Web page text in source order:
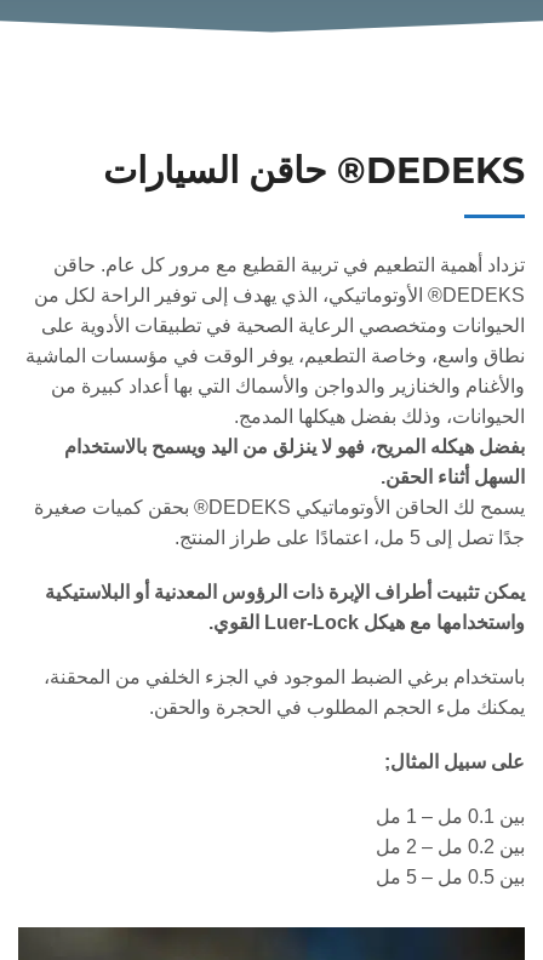
DEDEKS® حاقن السيارات
تزداد أهمية التطعيم في تربية القطيع مع مرور كل عام. حاقن
DEDEKS® الأوتوماتيكي، الذي يهدف إلى توفير الراحة لكل من
الحيوانات ومتخصصي الرعاية الصحية في تطبيقات الأدوية على
نطاق واسع، وخاصة التطعيم، يوفر الوقت في مؤسسات الماشية
والأغنام والخنازير والدواجن والأسماك التي بها أعداد كبيرة من
الحيوانات، وذلك بفضل هيكلها المدمج.
بفضل هيكله المريح، فهو لا ينزلق من اليد ويسمح بالاستخدام
السهل أثناء الحقن.
يسمح لك الحاقن الأوتوماتيكي DEDEKS® بحقن كميات صغيرة
جدًا تصل إلى 5 مل، اعتمادًا على طراز المنتج.
يمكن تثبيت أطراف الإبرة ذات الرؤوس المعدنية أو البلاستيكية
واستخدامها مع هيكل Luer-Lock القوي.
باستخدام برغي الضبط الموجود في الجزء الخلفي من المحقنة،
يمكنك ملء الحجم المطلوب في الحجرة والحقن.
على سبيل المثال;
بين 0.1 مل – 1 مل
بين 0.2 مل – 2 مل
بين 0.5 مل – 5 مل